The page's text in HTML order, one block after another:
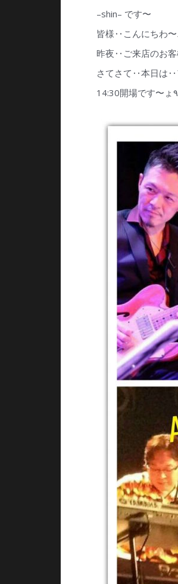
–shin– です〜
皆様‥こんにちわ
昨夜‥ご来店のお
さてさて‥本日は‥